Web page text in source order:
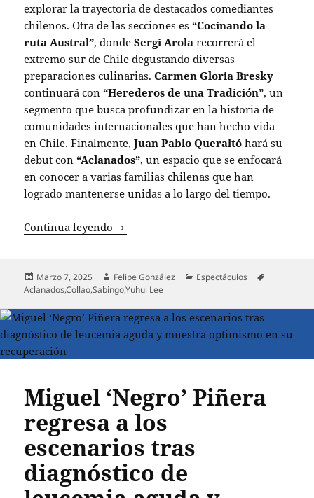
explorar la trayectoria de destacados comediantes
chilenos. Otra de las secciones es“Cocinando la
ruta Austral”, dondeSergi Arola recorrerá el
extremo sur de Chile degustando diversas
preparaciones culinarias.Carmen Gloria Bresky
continuará con“Herederos de una Tradición”, un
segmento que busca profundizar en la historia de
comunidades internacionales que han hecho vida
en Chile. Finalmente,Juan Pablo Queraltó hará su
debut con“Aclanados”, un espacio que se enfocará
en conocer a varias familias chilenas que han
logrado mantenerse unidas a lo largo del tiempo.
Continua leyendo Sabingo regresa con nuevas
Publicado
el
Marzo 7, 2025 Autor
Felipe González Categorías
Espectáculos
Aclanados,Collao,Sabingo,Yuhui Lee
Miguel ‘Negro’ Piñera
regresa a los
escenarios tras
diagnóstico de